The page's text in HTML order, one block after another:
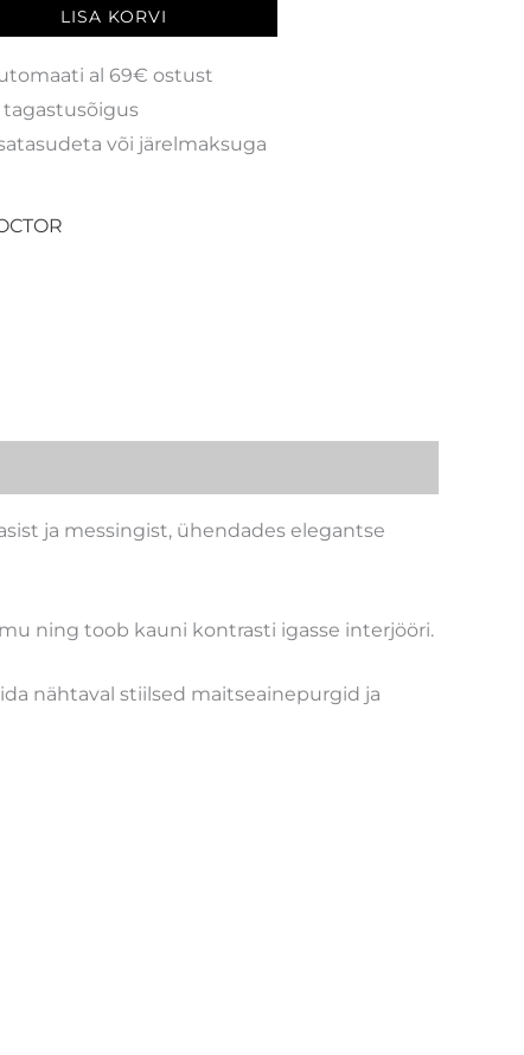
LISA KORVI
al 69€ ostust
tagastusõigus
või järelmaksuga
ja messingist, ühendades elegantse
ning toob kauni kontrasti igasse interjööri.
nähtaval stiilsed maitseainepurgid ja